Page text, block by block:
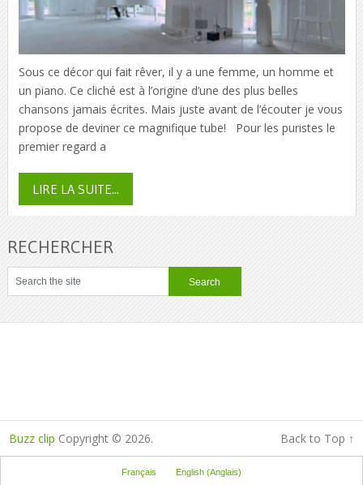
Sous ce décor qui fait rêver, il y a une femme, un homme et
un piano. Ce cliché est à l’origine d’une des plus belles
chansons jamais écrites. Mais juste avant de l’écouter je vous
propose de deviner ce magnifique tube! Pour les puristes le
premier regard a
LIRE LA SUITE...
RECHERCHER
Buzz clip Copyright © 2026. Back to Top ↑
Français English (Anglais)